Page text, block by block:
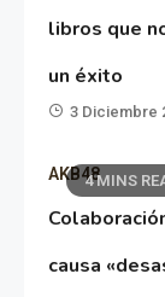
libros que
un éxito
3 Diciembre
4 MINS
AKB48
causa